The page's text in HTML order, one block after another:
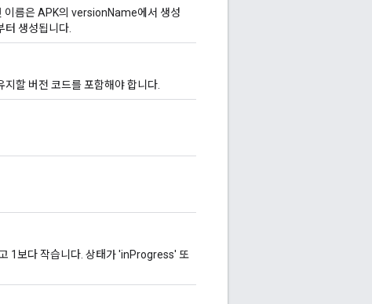
이름은 APK의 versionName에서 생성
터 생성됩니다.
할 버전 코드를 포함해야 합니다.
1보다 작습니다. 상태가 'inProgress' 또